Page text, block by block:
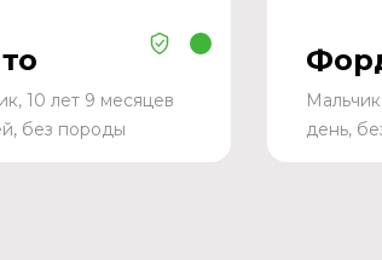
10 лет 9 месяцев
без породы
день,